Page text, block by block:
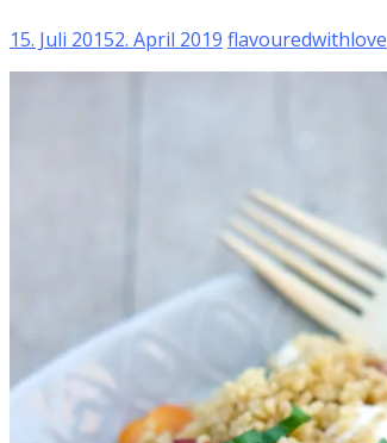
15. Juli 20152. April 2019 flavouredwithlove